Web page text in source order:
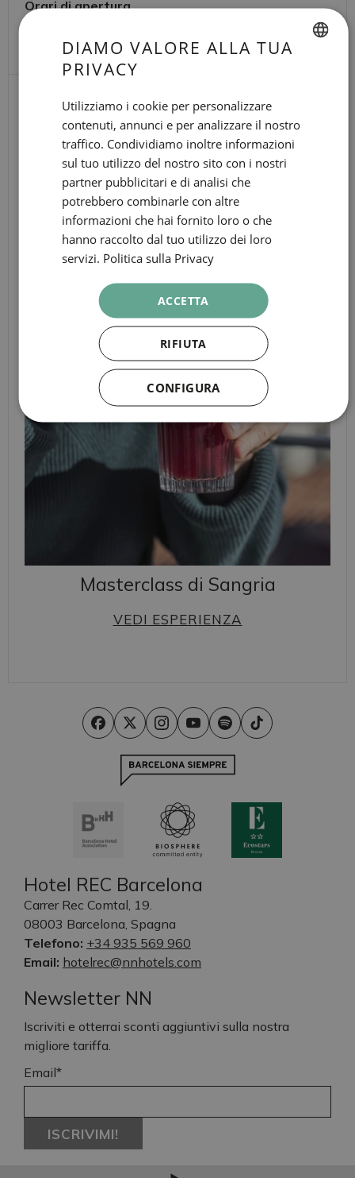
Orari di apertura
ALTRE
ESPERIENZE
Masterclass di Sangria
VEDI ESPERIENZA
Hotel REC Barcelona
Carrer Rec Comtal, 19.
08003 Barcelona, Spagna
Telefono: +34 935 569 960
Email: hotelrec@nnhotels.com
Newsletter NN
Iscriviti e otterrai sconti aggiuntivi sulla nostra
migliore tariffa.
Email*
ISCRIVIMI!
CATALAN
GERMAN
DIAMO VALORE ALLA TUA
PRIVACY
Utilizziamo i cookie per personalizzare
contenuti, annunci e per analizzare il nostro
traffico. Condividiamo inoltre informazioni
sul tuo utilizzo del nostro sito con i nostri
partner pubblicitari e di analisi che
potrebbero combinarle con altre
informazioni che hai fornito loro o che
hanno raccolto dal tuo utilizzo dei loro
servizi. Politica sulla Privacy
ACCETTA
RIFIUTA
CONFIGURA